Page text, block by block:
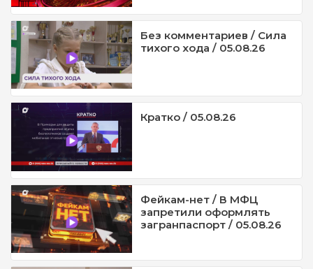
Без комментариев / Сила
тихого хода / 05.08.26
Кратко / 05.08.26
Фейкам-нет / В МФЦ
запретили оформлять
загранпаспорт / 05.08.26